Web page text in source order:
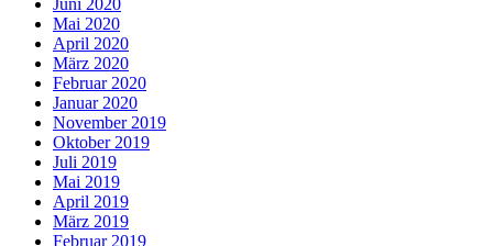
Juni 2020
Mai 2020
April 2020
März 2020
Februar 2020
Januar 2020
November 2019
Oktober 2019
Juli 2019
Mai 2019
April 2019
März 2019
Februar 2019